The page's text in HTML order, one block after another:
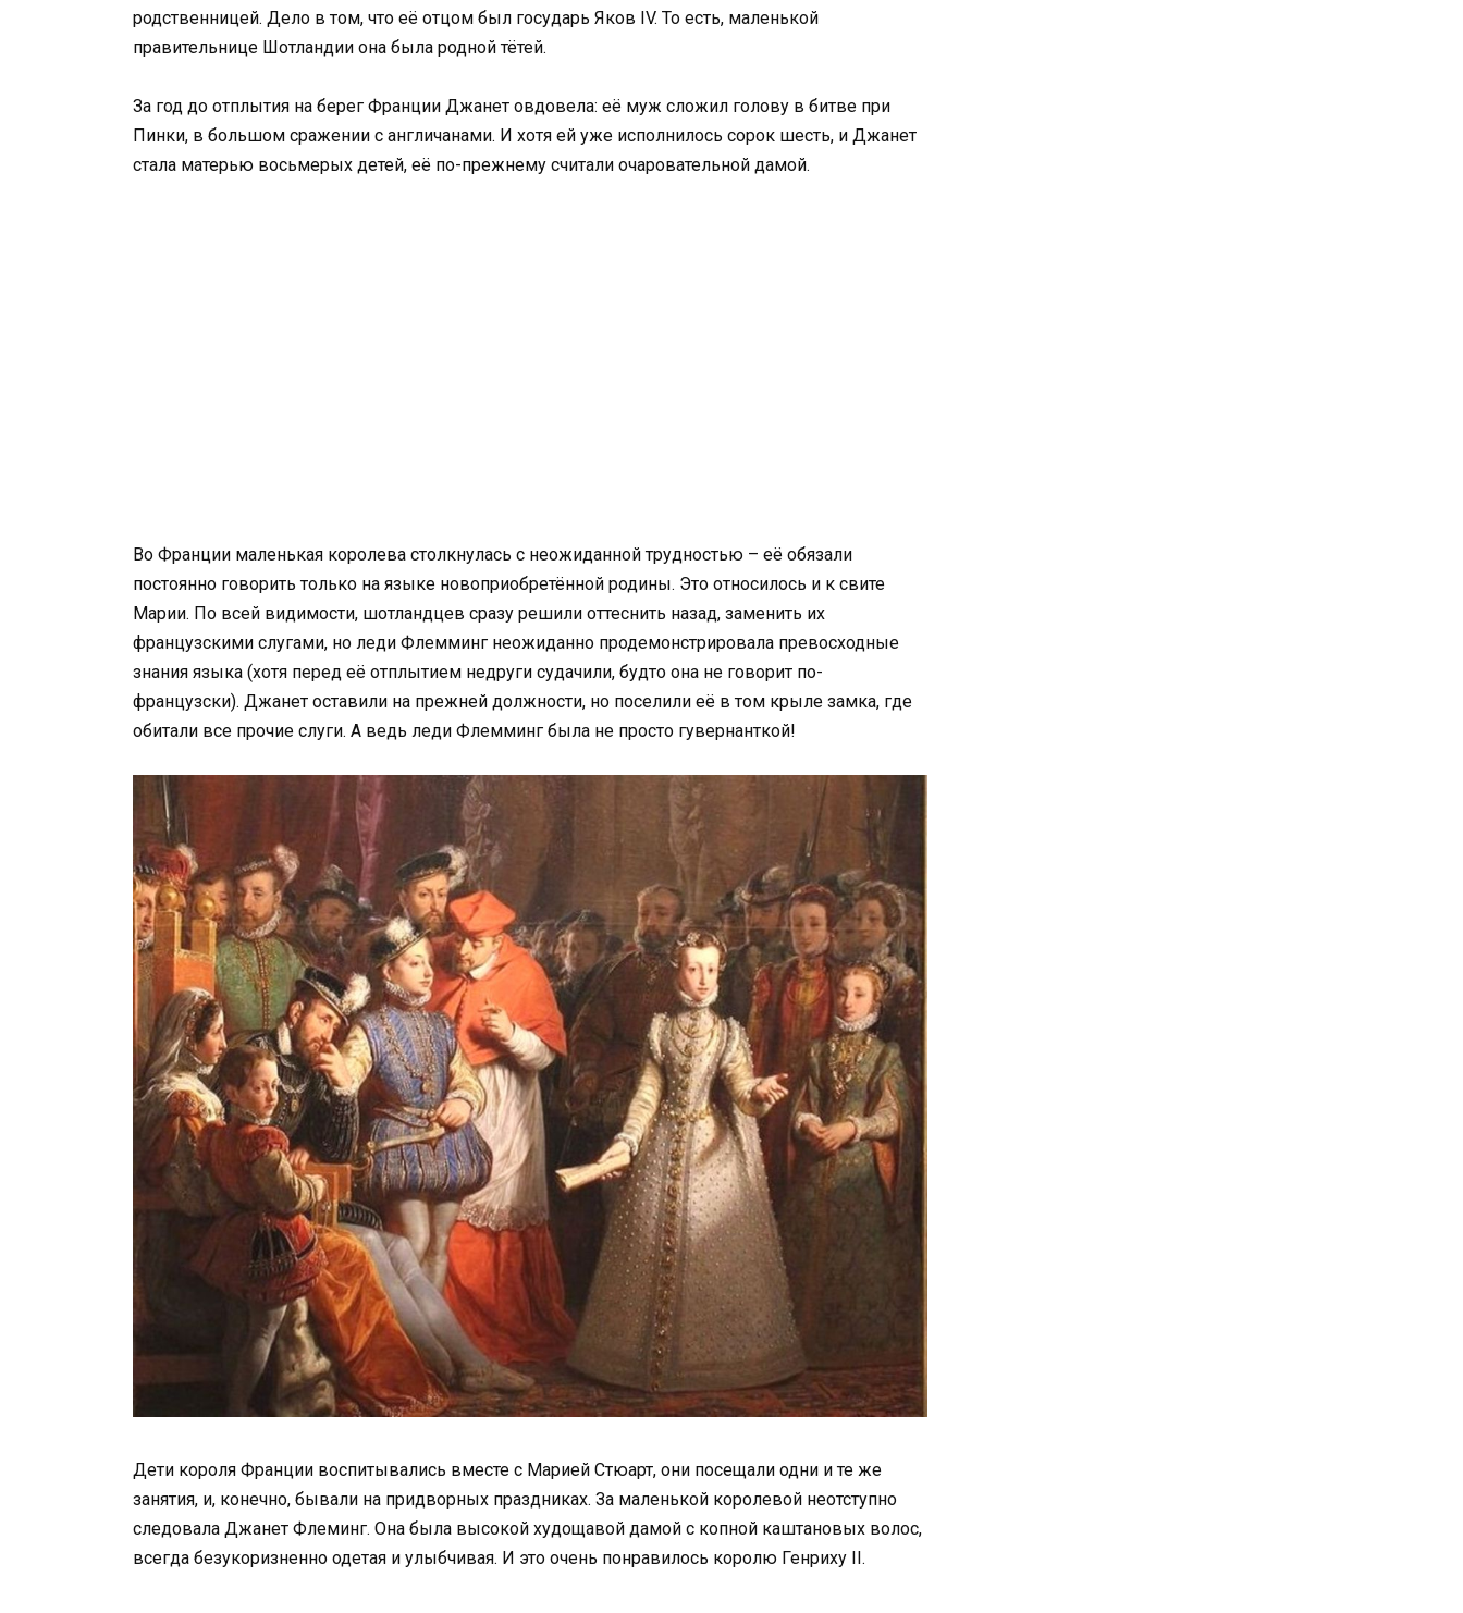
родственницей. Дело в том, что её отцом был государь Яков IV. То есть, маленькой
правительнице Шотландии она была родной тётей.
За год до отплытия на берег Франции Джанет овдовела: её муж сложил голову в битве при
Пинки, в большом сражении с англичанами. И хотя ей уже исполнилось сорок шесть, и Джанет
стала матерью восьмерых детей, её по-прежнему считали очаровательной дамой.
Во Франции маленькая королева столкнулась с неожиданной трудностью – её обязали
постоянно говорить только на языке новоприобретённой родины. Это относилось и к свите
Марии. По всей видимости, шотландцев сразу решили оттеснить назад, заменить их
французскими слугами, но леди Флемминг неожиданно продемонстрировала превосходные
знания языка (хотя перед её отплытием недруги судачили, будто она не говорит по-
французски). Джанет оставили на прежней должности, но поселили её в том крыле замка, где
обитали все прочие слуги. А ведь леди Флемминг была не просто гувернанткой!
Дети короля Франции воспитывались вместе с Марией Стюарт, они посещали одни и те же
занятия, и, конечно, бывали на придворных праздниках. За маленькой королевой неотступно
следовала Джанет Флеминг. Она была высокой худощавой дамой с копной каштановых волос,
всегда безукоризненно одетая и улыбчивая. И это очень понравилось королю Генриху II.